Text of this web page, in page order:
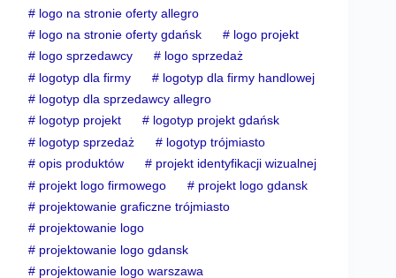
#logo na stronie oferty allegro
#logo na stronie oferty gdańsk #logo projekt
#logo sprzedawcy #logo sprzedaż
#logotyp dla firmy #logotyp dla firmy handlowej
#logotyp dla sprzedawcy allegro
#logotyp projekt #logotyp projekt gdańsk
#logotyp sprzedaż #logotyp trójmiasto
#opis produktów #projekt identyfikacji wizualnej
#projekt logo firmowego #projekt logo gdansk
#projektowanie graficzne trójmiasto
#projektowanie logo
#projektowanie logo gdansk
#projektowanie logo warszawa